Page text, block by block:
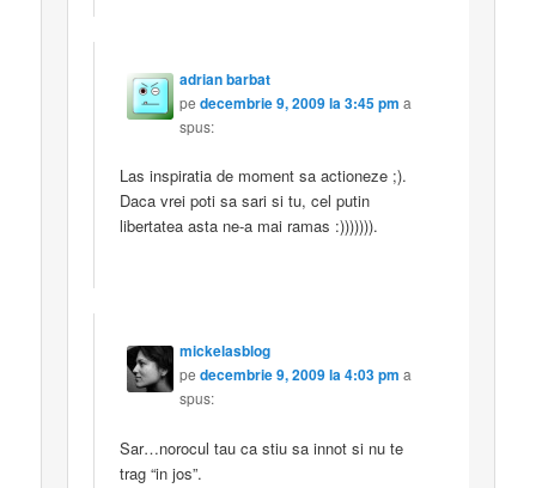
adrian barbat
pedecembrie 9, 2009 la 3:45 pm a
spus:
Las inspiratia de moment sa actioneze ;).
Daca vrei poti sa sari si tu, cel putin
libertatea asta ne-a mai ramas :))))))).
mickelasblog
pedecembrie 9, 2009 la 4:03 pm a
spus:
Sar…norocul tau ca stiu sa innot si nu te
trag “in jos”.